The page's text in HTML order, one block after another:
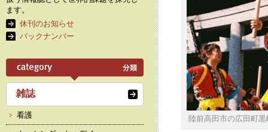
陸前高田市の広田町
ます。
休刊のお知らせ
バックナンバー
雑誌
看護